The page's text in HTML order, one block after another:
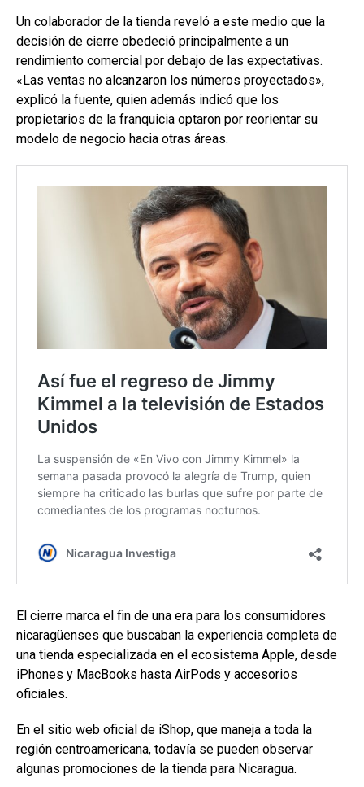
Un colaborador de la tienda reveló a este medio que la
decisión de cierre obedeció principalmente a un
rendimiento comercial por debajo de las expectativas.
«Las ventas no alcanzaron los números proyectados»,
explicó la fuente, quien además indicó que los
propietarios de la franquicia optaron por reorientar su
modelo de negocio hacia otras áreas.
El cierre marca el fin de una era para los consumidores
nicaragüenses que buscaban la experiencia completa de
una tienda especializada en el ecosistema Apple, desde
iPhones y MacBooks hasta AirPods y accesorios
oficiales.
En el sitio web oficial de iShop, que maneja a toda la
región centroamericana, todavía se pueden observar
algunas promociones de la tienda para Nicaragua.